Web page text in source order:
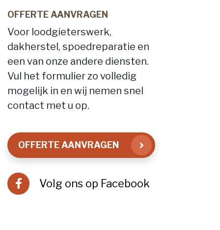
OFFERTE AANVRAGEN
Voor loodgieterswerk,
dakherstel, spoedreparatie en
een van onze andere diensten.
Vul het formulier zo volledig
mogelijk in en wij nemen snel
contact met u op.
OFFERTE AANVRAGEN
Volg ons op Facebook